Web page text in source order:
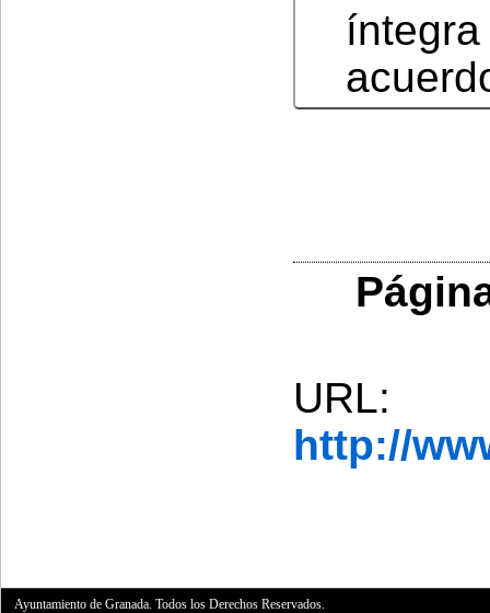
URL:
http://
Ayuntamiento de Granada. Todos los Derechos Reservados.